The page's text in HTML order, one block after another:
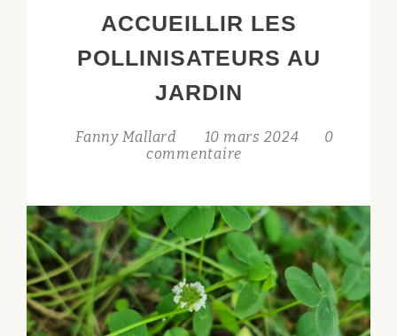
ACCUEILLIR LES
POLLINISATEURS AU
JARDIN
Fanny Mallard 10 mars 2024
0
commentaire